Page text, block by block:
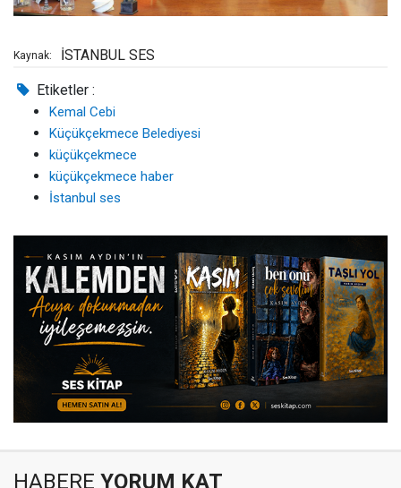
Kaynak: İSTANBUL SES
Etiketler :
Kemal Cebi
Küçükçekmece Belediyesi
küçükçekmece
küçükçekmece haber
İstanbul ses
HABERE YORUM KAT